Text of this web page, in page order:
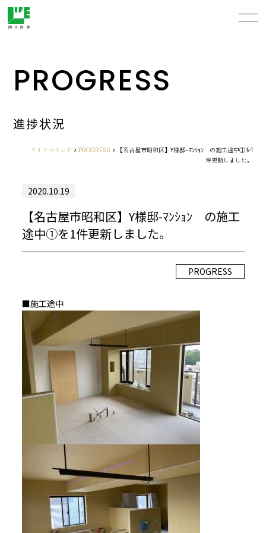
PROGRESS
進捗状況
ライフマインド > PROGRESS >
【名古屋市昭和区】Y様邸-ﾏﾝｼｮﾝ の施工途中①を1
件更新しました。
2020.10.19
【名古屋市昭和区】Y様邸-ﾏﾝｼｮﾝ の施工
途中①を1件更新しました。
PROGRESS
■施工途中